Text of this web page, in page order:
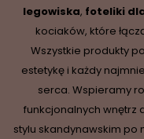
legowiska, foteliki
kociaków, które
Wszystkie produkty
estetykę i każdy
serca. Wspieramy
funkcjonalnych wnętrz
stylu skandynawskim